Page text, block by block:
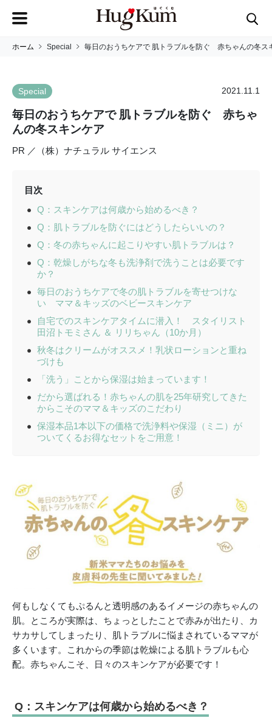
ホーム Special 毎日のおうちケアで 肌トラブルを防ぐ 赤ちゃんの冬ス
Special 2021.11.1
毎日のおうちケアで 肌トラブルを防ぐ 赤ちゃ
んの冬スキンケア
PR ／（株）ナチュラル サイエンス
目次
Q：スキンケアは何歳から始めるべき？
Q：肌トラブルを防ぐにはどうしたらいいの？
Q：冬の赤ちゃんに起こりやすい肌トラブルは？
Q：乾燥しがちな冬も洗浄剤で洗うことは必要です
か？
毎日のおうちケアで冬の肌トラブルを寄せつけな
い ママ＆キッズのベビースキンケア
自宅でのスキンケアタイムに潜入！ スタイリスト
田沼トモミさん ＆ リリちゃん（10か月）
秋冬はクリームがオススメ！乳状ローションと重ね
づけも
「洗う」ことから保湿は始まっています！
だから選ばれる！赤ちゃんの肌を25年研究してきた
からこそのママ＆キッズのこだわり
保湿本品1本以下の価格で洗浄料や保湿（ミニ）が
ついてくるお得なセットをご用意！
何もしなくてもぷるんと透明感のあるイメージの赤ちゃんの
肌。ところが実際は、ちょっとしたことで赤みが出たり、カ
サカサしてしまったり、肌トラブルに悩まされているママが
多くいます。これからの季節は乾燥による肌トラブルも心
配。赤ちゃんこそ、日々のスキンケアが必要です！
Q：スキンケアは何歳から始めるべき？